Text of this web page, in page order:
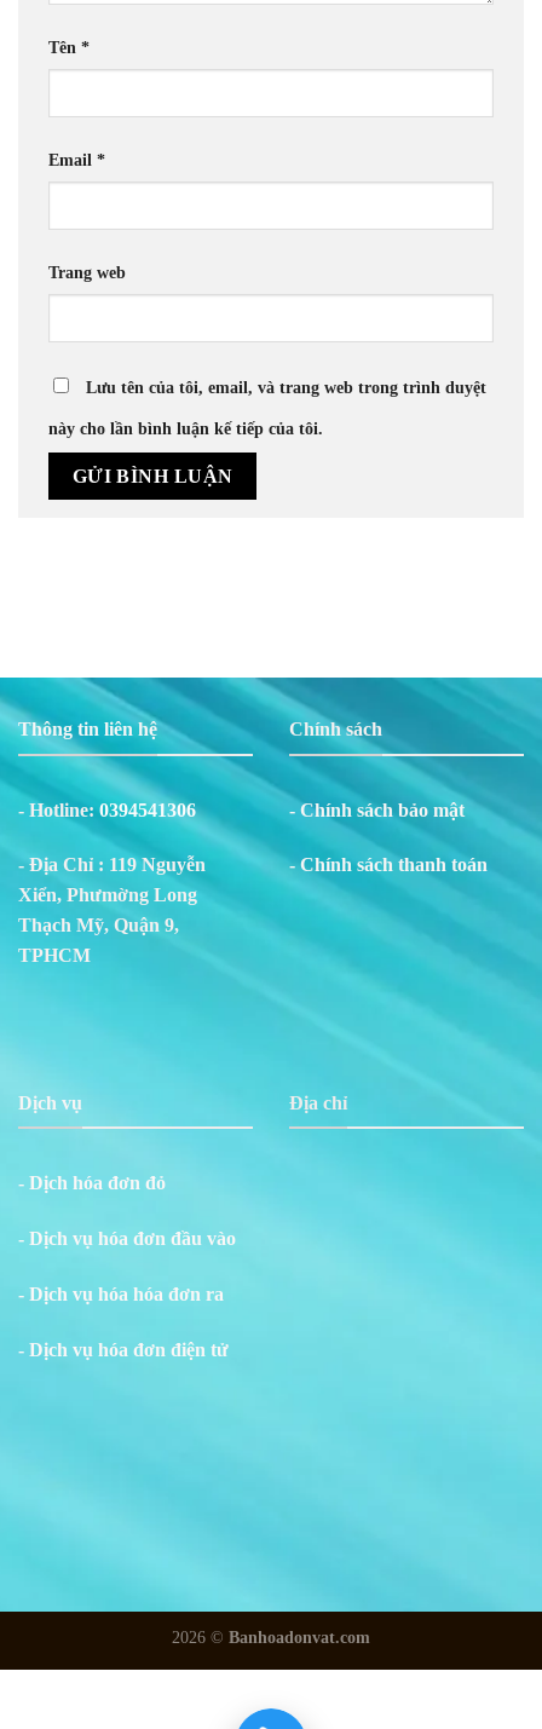
Tên *
Email *
Trang web
Lưu tên của tôi, email, và trang web trong trình duyệt
này cho lần bình luận kế tiếp của tôi.
Thông tin liên hệ
- Hotline: 0394541306
- Địa Chỉ : 119 Nguyễn
Xiển, Phưmờng Long
Thạch Mỹ, Quận 9,
TPHCM
Chính sách
- Chính sách bảo mật
- Chính sách thanh toán
Dịch vụ
- Dịch hóa đơn đỏ
- Dịch vụ hóa đơn đầu vào
- Dịch vụ hóa hóa đơn ra
- Dịch vụ hóa đơn điện tử
Địa chỉ
2026 © Banhoadonvat.com